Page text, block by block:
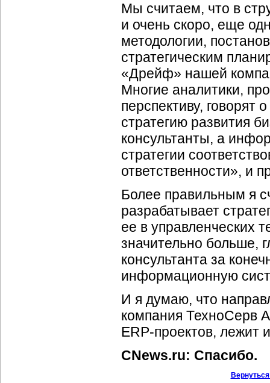
Мы считаем, что в
и очень скоро, еще
методологии,
стратегическим
«Дрейф» нашей
Многие аналитики,
перспективу, говорят
стратегию развития
консультанты, а
стратегии
ответственности», и
Более правильным я
разрабатывает
ее в управленческих
значительно больше,
консультанта за
информационную
И я думаю, что
компания ТехноСерв
ERP-проектов, лежит
CNews.ru: Спасибо.